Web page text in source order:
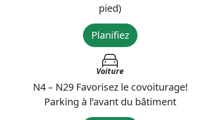
pied)
Planifiez
Voiture
N4 – N29 Favorisez le covoiturage!
Parking à l’avant du bâtiment